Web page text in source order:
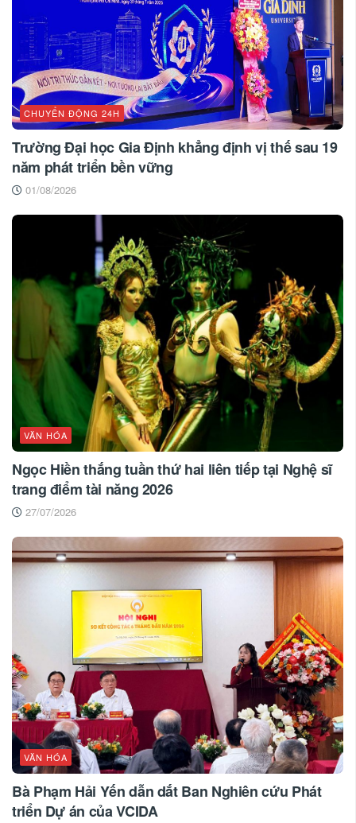
CHUYỂN ĐỘNG 24H
Trường Đại học Gia Định khẳng định vị thế sau 19
năm phát triển bền vững
01/08/2026
VĂN HÓA
Ngọc Hiền thắng tuần thứ hai liên tiếp tại Nghệ sĩ
trang điểm tài năng 2026
27/07/2026
VĂN HÓA
Bà Phạm Hải Yến dẫn dắt Ban Nghiên cứu Phát
triển Dự án của VCIDA